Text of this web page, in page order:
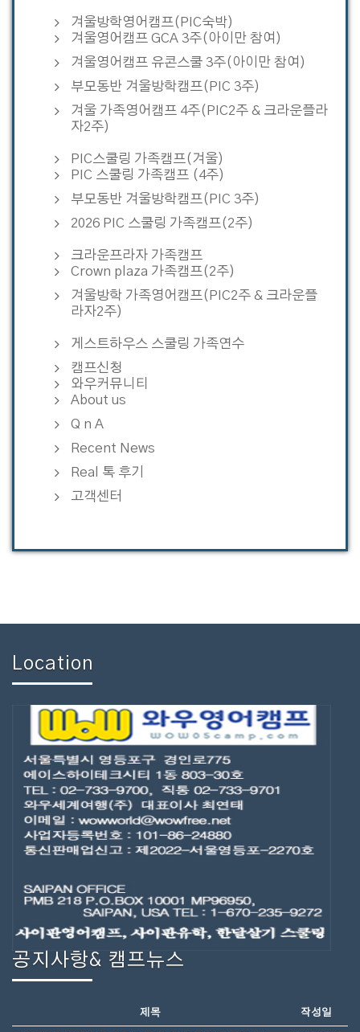
겨울방학영어캠프(PIC숙박)
겨울영어캠프 GCA 3주(아이만 참여)
겨울영어캠프 유콘스쿨 3주(아이만 참여)
부모동반 겨울방학캠프(PIC 3주)
겨울 가족영어캠프 4주(PIC2주 & 크라운플라
자2주)
PIC스쿨링 가족캠프(겨울)
PIC 스쿨링 가족캠프 (4주)
부모동반 겨울방학캠프(PIC 3주)
2026 PIC 스쿨링 가족캠프(2주)
크라운프라자 가족캠프
Crown plaza 가족캠프(2주)
겨울방학 가족영어캠프(PIC2주 & 크라운플
라자2주)
게스트하우스 스쿨링 가족연수
캠프신청
와우커뮤니티
About us
Q n A
Recent News
Real 톡 후기
고객센터
Location
공지사항& 캠프뉴스
제목 작성일